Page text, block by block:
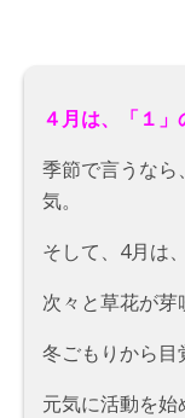
４月は、「１」
季節で言うな
気。
そして、4月は
次々と草花が芽
冬ごもりから目
元気に活動を始